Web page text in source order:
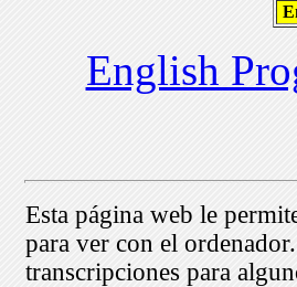
English
Esta página web le
para ver con el
transcripciones para